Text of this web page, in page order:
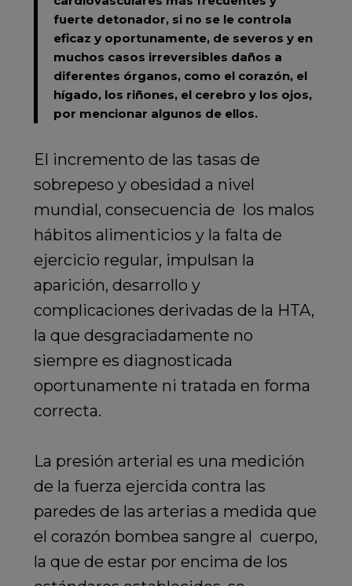
fuerte detonador, si no se le controla
eficaz y oportunamente, de severos y en
muchos casos irreversibles daños a
diferentes órganos, como el corazón, el
hígado, los riñones, el cerebro y los ojos,
por mencionar algunos de ellos.
El incremento de las tasas de
sobrepeso y obesidad a nivel
mundial, consecuencia de los malos
hábitos alimenticios y la falta de
ejercicio regular, impulsan la
aparición, desarrollo y
complicaciones derivadas de la HTA,
la que desgraciadamente no
siempre es diagnosticada
oportunamente ni tratada en forma
correcta.
La presión arterial es una medición
de la fuerza ejercida contra las
paredes de las arterias a medida que
el corazón bombea sangre al cuerpo,
la que de estar por encima de los